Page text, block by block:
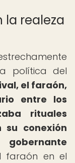
la realeza
política del
el faraón,
entre los
rituales
su conexión
faraón en el